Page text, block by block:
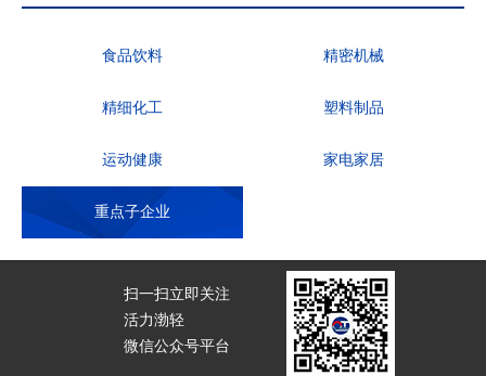
食品饮料 精密机械
精细化工 塑料制品
运动健康 家电家居
重点子企业
扫一扫立即关注
活力渤轻
微信公众号平台